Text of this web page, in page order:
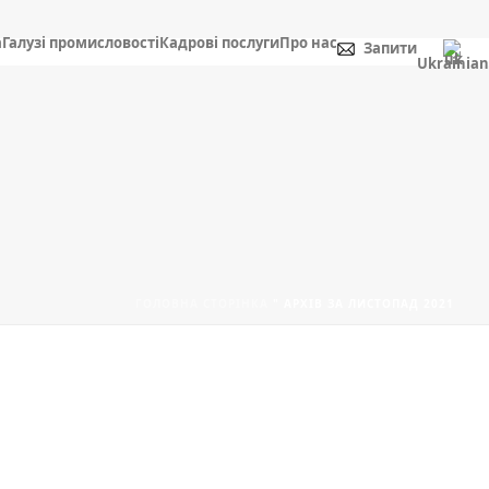
Галузі промисловостіКадрові послугиПро нас
Запити
Ukrainian